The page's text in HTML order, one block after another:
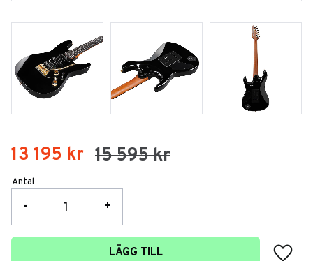
Nedsatt pris:
13 195 kr Ordinarie pris:
15 595kr
Antal
+
-
LÄGG TILL
Lägg